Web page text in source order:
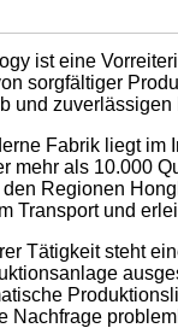
ist eine
sorgfältiger
und zuverlässigen
Fabrik liegt im
mehr als 10.000
Regionen
Transport und
Tätigkeit steht
Nachfrage